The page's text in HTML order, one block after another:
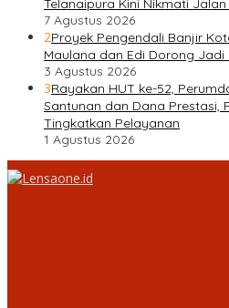
Telanaipura Kini Nikmati
7 Agustus 2026
2Proyek Pengendali Banjir
Maulana dan Edi Dorong
3 Agustus 2026
3Rayakan HUT ke-52,
Santunan dan Dana Prestasi,
Tingkatkan Pelayanan
1 Agustus 2026